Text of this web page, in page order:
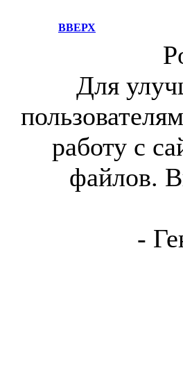
ВВЕРХ
Для
работу с
файлов.
-